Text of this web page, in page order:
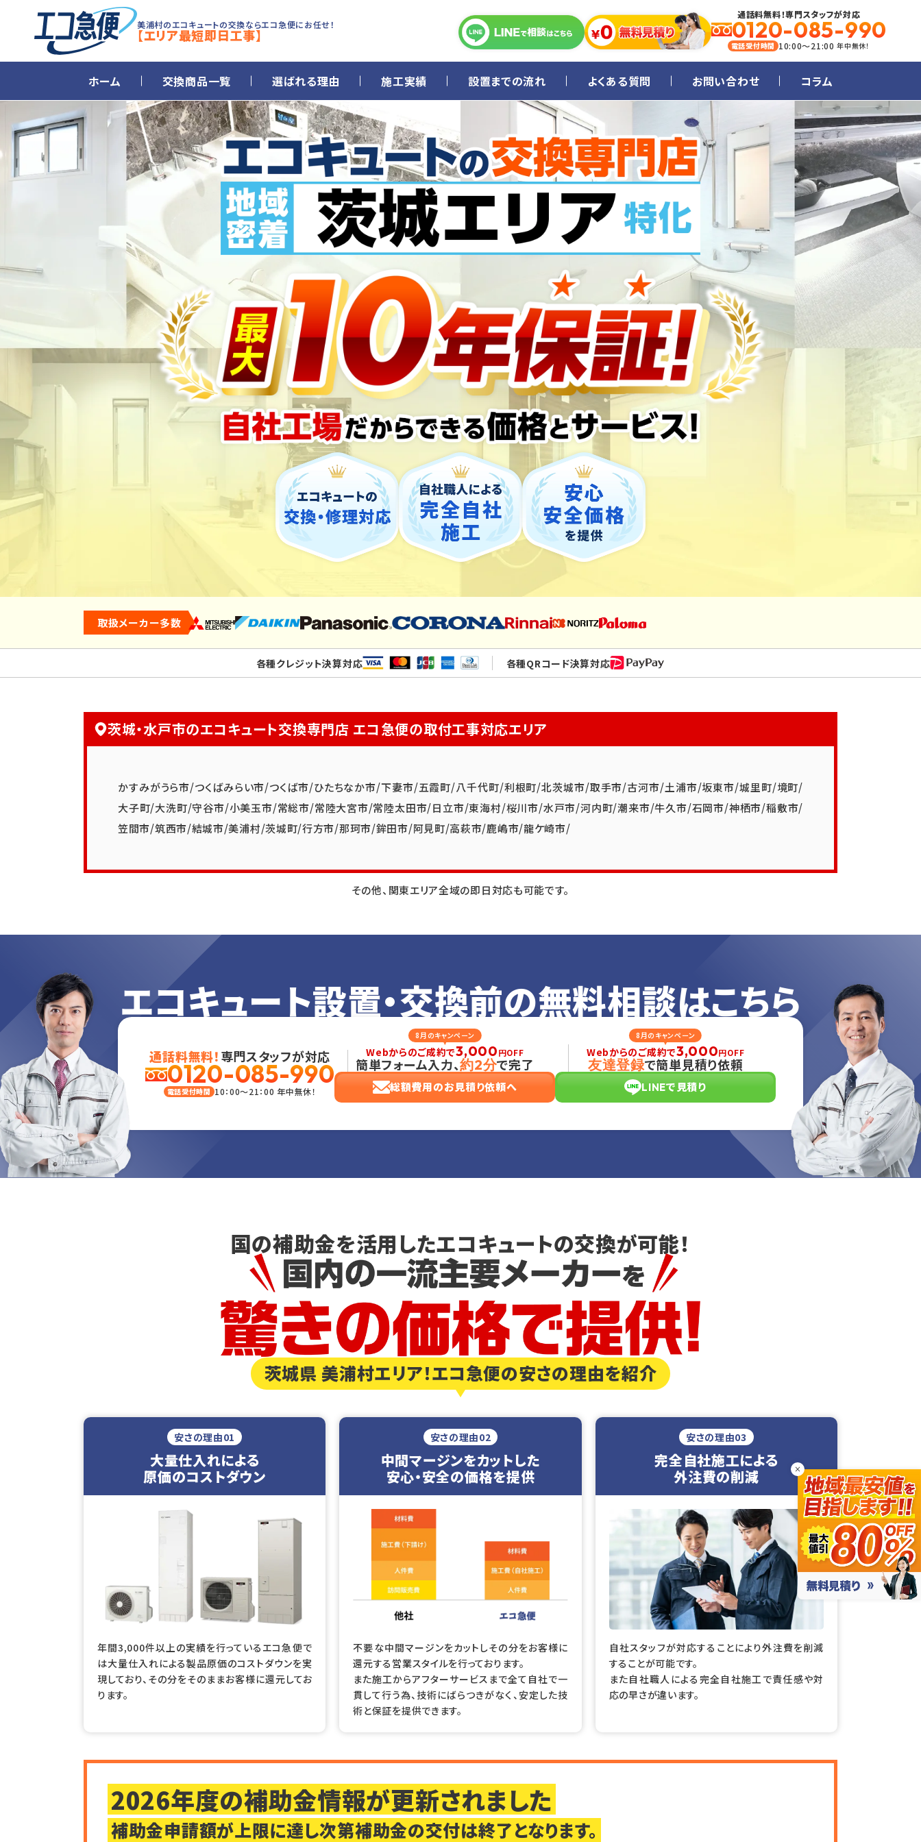
美浦村のエコキュートの交換ならエコ急便にお任せ！
【エリア最短即日工事】
通話料無料！専門スタッフが対応
0120-085-990
電話受付時間 10:00～21:00年中無休！
ホーム 交換商品一覧 選ばれる理由 施工実績 設置までの流れ よくある質問 お問い合わせ コラム
取扱メーカー多数
各種クレジット決算対応 各種QRコード決算対応
茨城・水戸市のエコキュート交換専門店 エコ急便の取付工事対応エリア
かすみがうら市/つくばみらい市/つくば市/ひたちなか市/下妻市/五霞町/八千代町/利根町/北茨城市/取手市/古河市/土浦市/坂東市/城里町/境町/
大子町/大洗町/守谷市/小美玉市/常総市/常陸大宮市/常陸太田市/日立市/東海村/桜川市/水戸市/河内町/潮来市/牛久市/石岡市/神栖市/稲敷市/
笠間市/筑西市/結城市/美浦村/茨城町/行方市/那珂市/鉾田市/阿見町/高萩市/鹿嶋市/龍ケ崎市/
その他、関東エリア全域の即日対応も可能です。
エコキュート設置・交換前の無料相談はこちら
通話料無料！専門スタッフが対応
0120-085-990
電話受付時間 10：00～21：00 年中無休！
Webからのご成約で3,000円OFF
8月のキャンペーン
簡単フォーム入力、約2分で完了
総額費用のお見積り依頼へ
Webからのご成約で3,000円OFF
8月のキャンペーン
友達登録で簡単見積り依頼
LINEで見積り
国の補助金を活用したエコキュートの交換が可能！
茨城県 美浦村エリア！エコ急便の安さの理由を紹介
安さの理由01
大量仕入れによる
原価のコストダウン
年間3,000件以上の実績を行っているエコ急便で
は大量仕入れによる製品原価のコストダウンを実
現しており、その分をそのままお客様に還元してお
ります。
安さの理由02
中間マージンをカットした
安心・安全の価格を提供
不要な中間マージンをカットしその分をお客様に
還元する営業スタイルを行っております。
また施工からアフターサービスまで全て自社で一
貫して行う為、技術にばらつきがなく、安定した技
術と保証を提供できます。
安さの理由03
完全自社施工による
外注費の削減
自社スタッフが対応することにより外注費を削減
することが可能です。
また自社職人による完全自社施工で責任感や対
応の早さが違います。
2026年度の補助金情報が更新されました
補助金申請額が上限に達し次第補助金の交付は終了となります。
×